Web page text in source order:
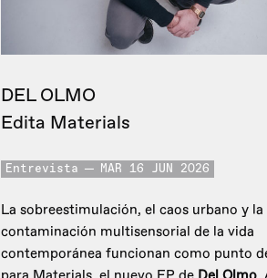
DEL OLMO
Edita Materials
Entrevista MAR 16 JUN 2026
La sobreestimulación, el caos urbano y la
contaminación multisensorial de la vida
contemporánea funcionan como punto